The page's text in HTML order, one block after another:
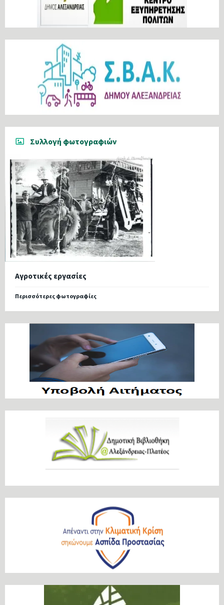
Συλλογή φωτογραφιών
Αγροτικές εργασίες
Περισσότερες φωτογραφίες